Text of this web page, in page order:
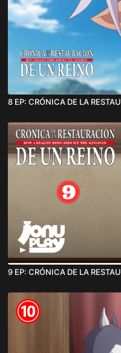
8 EP: CRÓNICA DE LA
9 EP: CRÓNICA DE LA